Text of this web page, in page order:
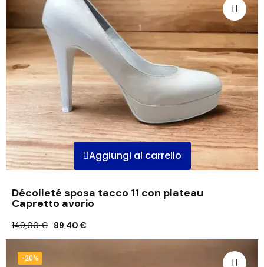
Aggiungi al carrello
Décolleté sposa tacco 11 con plateau
Capretto avorio
149,00 € 89,40 €
-20%